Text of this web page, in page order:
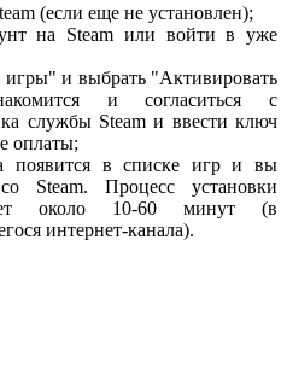
(если еще не установлен);
на Steam или войти в уже
и выбрать "Активировать
и согласиться с
службы Steam и ввести ключ
оплаты;
появится в списке игр и вы
Steam. Процесс установки
около 10-60 минут (в
интернет-канала).